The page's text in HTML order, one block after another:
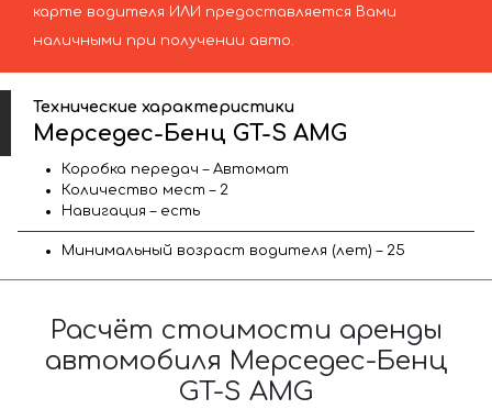
карте водителя ИЛИ предоставляется Вами
наличными при получении авто.
Технические характеристики
Мерседес-Бенц GT-S AMG
Коробка передач – Автомат
Количество мест – 2
Навигация – есть
Минимальный возраст водителя (лет) – 25
Расчёт стоимости аренды
автомобиля Мерседес-Бенц
GT-S AMG